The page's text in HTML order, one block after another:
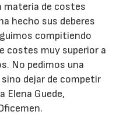
materia de costes
hecho sus deberes
compitiendo
costes muy superior a
No pedimos una
dejar de competir
Elena Guede,